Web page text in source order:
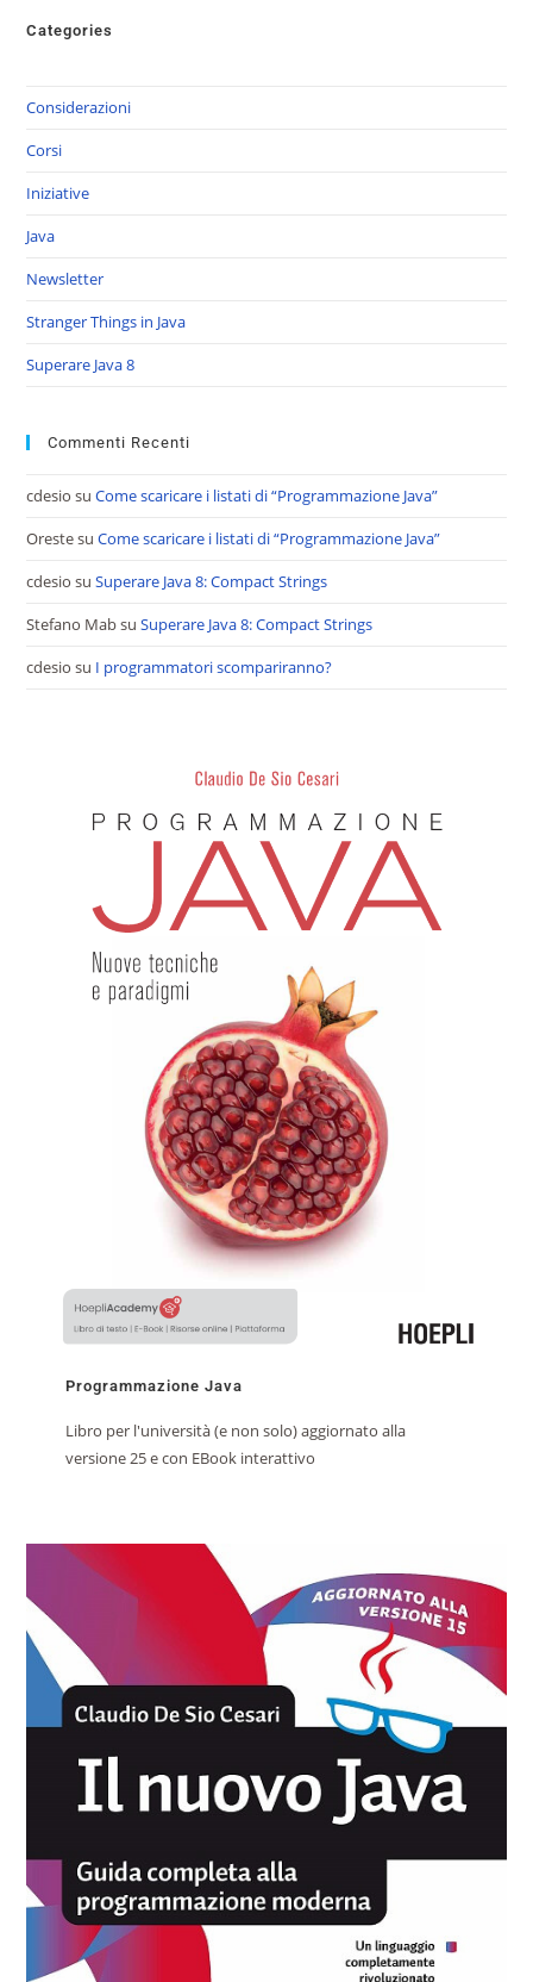
Categories
Considerazioni
Corsi
Iniziative
Java
Newsletter
Stranger Things in Java
Superare Java 8
Commenti Recenti
cdesio suCome scaricare i listati di “Programmazione Java”
OrestesuCome scaricare i listati di “Programmazione Java”
cdesio suSuperare Java 8: Compact Strings
Stefano MabsuSuperare Java 8: Compact Strings
cdesio su I programmatori scompariranno?
Programmazione Java
Libro per l'università (e non solo) aggiornato alla
versione 25 e con EBook interattivo